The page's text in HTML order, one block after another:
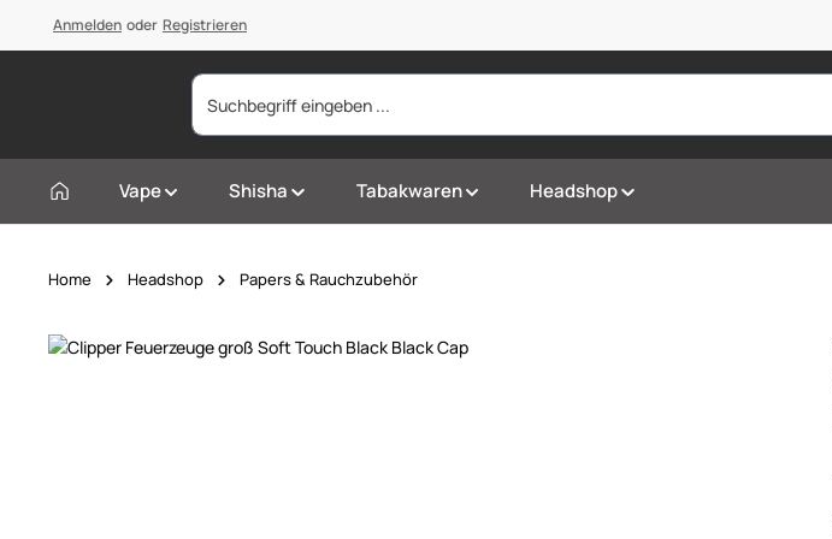
Zur Hauptnavigation springen
Anmelden oder Registrieren
Vape Shisha Tabakwaren Headshop
Home Headshop Papers & Rauchzubehör
Bildergalerie überspringen